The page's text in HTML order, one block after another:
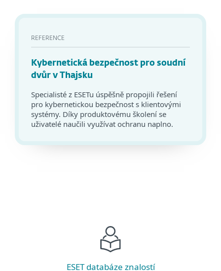
REFERENCE
Kybernetická bezpečnost pro soudní
dvůr v Thajsku
Specialisté z ESETu úspěšně propojili řešení
pro kybernetickou bezpečnost s klientovými
systémy. Díky produktovému školení se
uživatelé naučili využívat ochranu naplno.
ESET databáze znalostí